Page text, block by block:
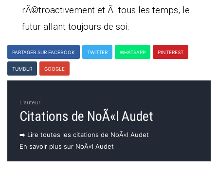
rÃ©troactivement et Ã tous les temps, le
futur allant toujours de soi.
PARTAGER SUR FACEBOOK TWITTER WHATSAPP PINTEREST
TUMBLR GOOGLE
L'auteur
Citations de NoÃ«l Audet
➡️ Lire toutes les citations de NoÃ«l Audet
En savoir plus sur NoÃ«l Audet